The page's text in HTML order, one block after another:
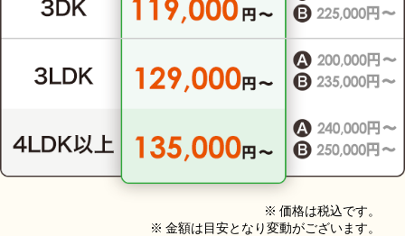
※ 価格は税込です。
※ 金額は目安となり変動がございます。